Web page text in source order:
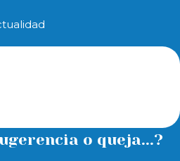
o queja...?